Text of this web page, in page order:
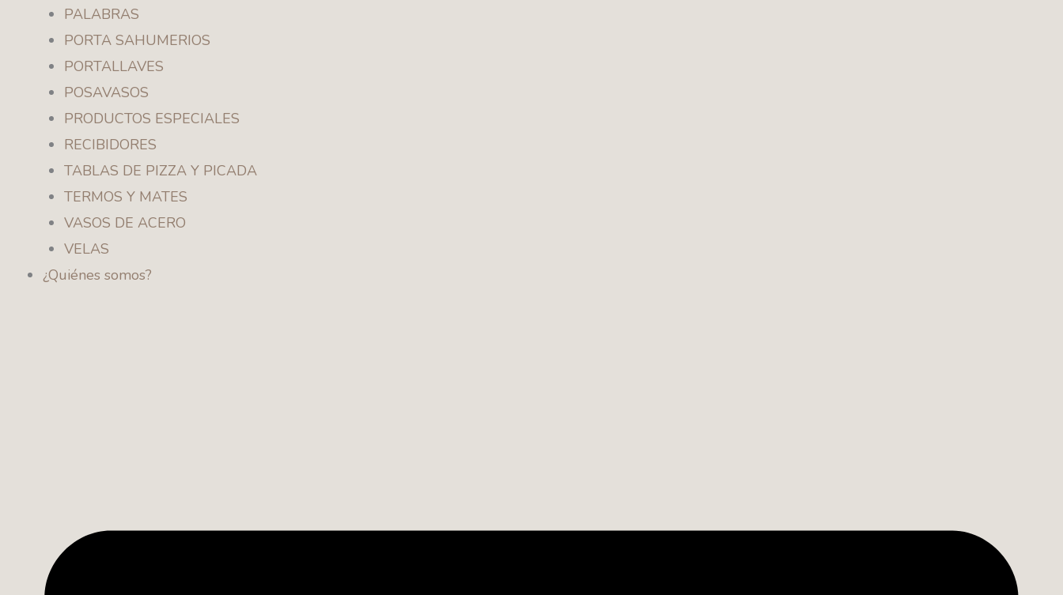
PALABRAS
PORTA SAHUMERIOS
PORTALLAVES
POSAVASOS
PRODUCTOS ESPECIALES
RECIBIDORES
TABLAS DE PIZZA Y PICADA
TERMOS Y MATES
VASOS DE ACERO
VELAS
¿Quiénes somos?